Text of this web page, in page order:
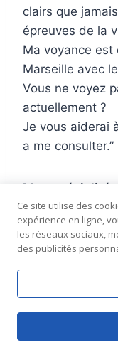
clairs que
épreuves de la
Ma voyance
Marseille avec
Vous ne voyez
actuellement ?
Je vous aiderai
a me consulter.
Mes
Flashs,
pendule.
Supports
Numérologie,
Oracle de
Triade, Oracle
Flammes
Ce site utilise des
expérience en ligne,
les réseaux sociaux,
des publicités